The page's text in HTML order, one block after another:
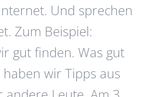
Und sprechen
Zum Beispiel:
gut finden. Was gut
wir Tipps aus